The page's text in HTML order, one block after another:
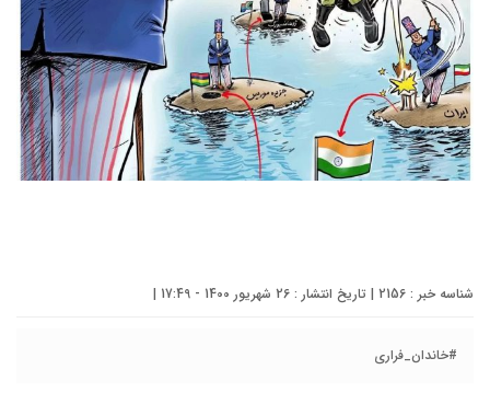
شناسه خبر : 2156 | تاریخ انتشار : 26 شهریور 1400 - 17:49 |
#خاندان_فراری